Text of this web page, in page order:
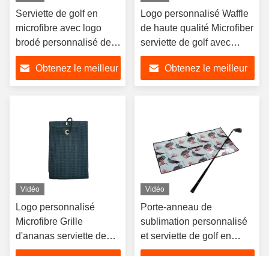
Serviette de golf en
microfibre avec logo
brodé personnalisé de
haute qualité avec clip
Obtenez le meilleur
Logo personnalisé Waffle
de haute qualité Microfiber
serviette de golf avec
carabineur
Obtenez le meilleur
Vidéo
Logo personnalisé
Microfibre Grille
d'ananas serviette de
golf durable pour l'
Vidéo
Porte-anneau de
sublimation personnalisé
et serviette de golf en
microfibre avec trou